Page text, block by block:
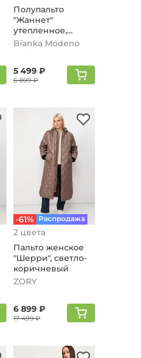
Полупальто
"Жаннет"
утепленное,
молочный
Bianka Modeno
5 499 ₽
6 899 ₽
-61% Распродажа
2 цвета
Пальто женское
"Шерри", светло-
коричневый
ZORY
6 899 ₽
17 499 ₽